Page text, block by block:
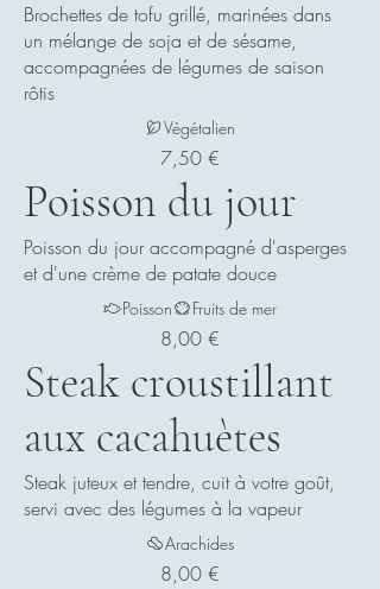
Brochettes de tofu grillé, marinées dans
un mélange de soja et de sésame,
accompagnées de légumes de saison
rôtis
7,50 €
Végétalien
Poisson du jour
Poisson du jour accompagné d'asperges
et d'une crème de patate douce
8,00 €
Poisson Fruits de mer
Steak croustillant
aux cacahuètes
Steak juteux et tendre, cuit à votre goût,
servi avec des légumes à la vapeur
8,00 €
Arachides